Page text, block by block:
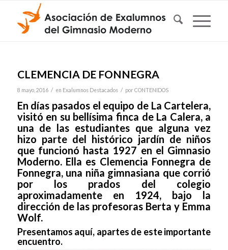
CLEMENCIA DE FONNEGRA
8 mayo, 2016 / en Exalumnos Destacados / por CONTENIDOS
En días pasados el equipo de La Cartelera,
visitó en su bellísima finca de La Calera, a
una de las estudiantes que alguna vez
hizo parte del histórico jardín de niños
que funcionó hasta 1927 en el Gimnasio
Moderno. Ella es Clemencia Fonnegra de
Fonnegra, una niña gimnasiana que corrió
por los prados del colegio
aproximadamente en 1924, bajo la
dirección de las profesoras Berta y Emma
Wolf.
Presentamos aquí, apartes de este importante
encuentro.